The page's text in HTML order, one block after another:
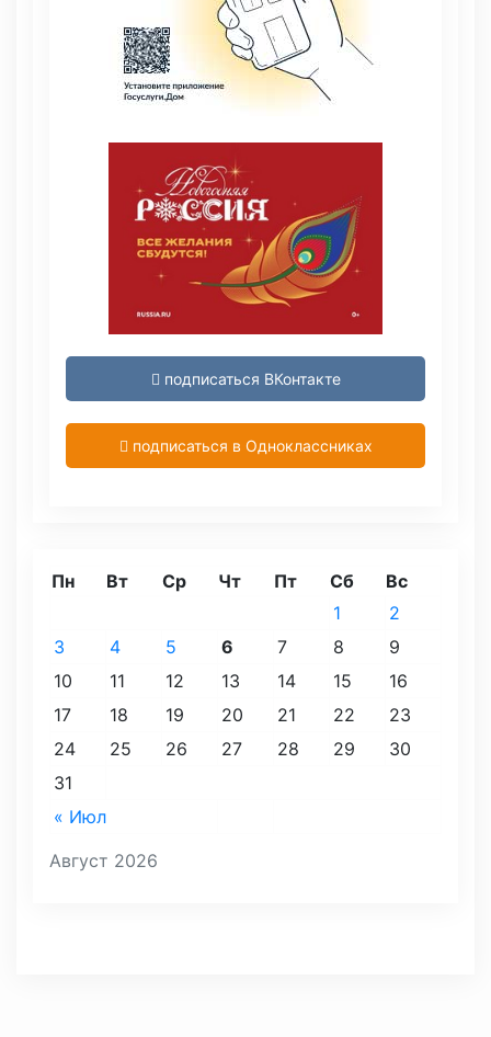
подписаться ВКонтакте
подписаться в Одноклассниках
Август 2026
Пн Вт Ср Чт Пт Сб Вс
« Июл
1
2
3
4 5 6 7 8
9
10
11 12 13 14 15
16
17
18 19 20 21 22
23
24
25 26 27 28 29
30
31